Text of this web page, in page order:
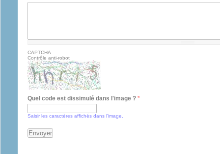
CAPTCHA
Contrôle anti-robot
Quel code est dissimulé dans l'image ? *
Saisir les caractères affichés dans l'image.